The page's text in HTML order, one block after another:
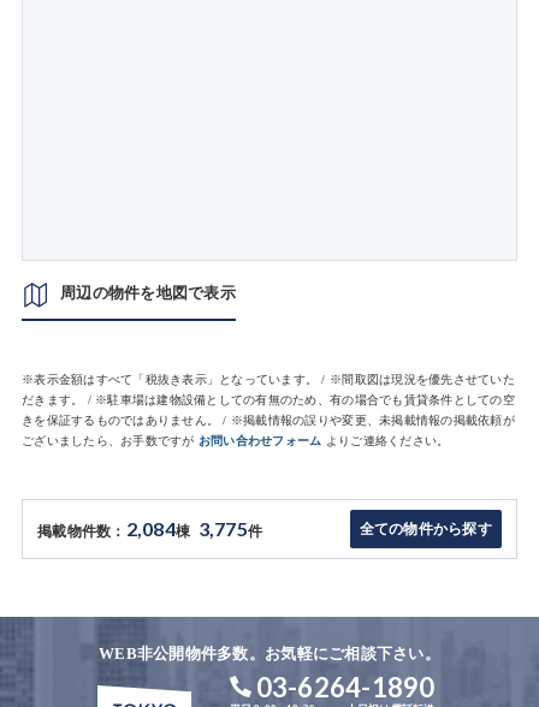
周辺の物件を地図で表示
※表示金額はすべて「税抜き表示」となっています。 / ※間取図は現況を優先させていた
だきます。 / ※駐車場は建物設備としての有無のため、有の場合でも賃貸条件としての空
きを保証するものではありません。 / ※掲載情報の誤りや変更、未掲載情報の掲載依頼が
ございましたら、お手数ですが お問い合わせフォーム よりご連絡ください。
掲載物件数： 2,084棟 3,775件 全ての物件から探す
WEB非公開物件多数。お気軽にご相談下さい。
03-6264-1890